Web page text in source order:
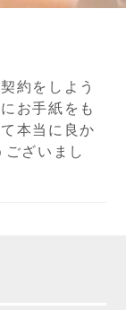
約をしよう
お手紙をも
本当に良か
ございまし